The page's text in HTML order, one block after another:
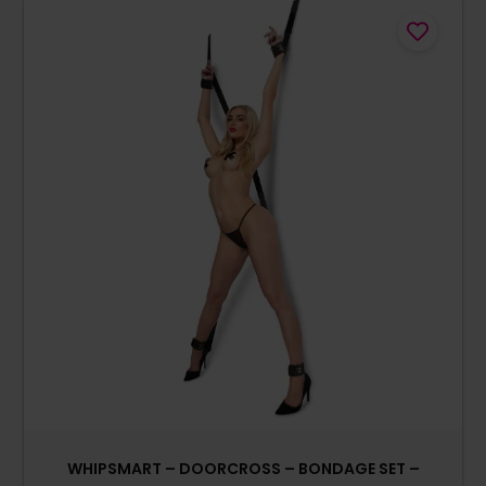
WHIPSMART – DOORCROSS – BONDAGE SET –